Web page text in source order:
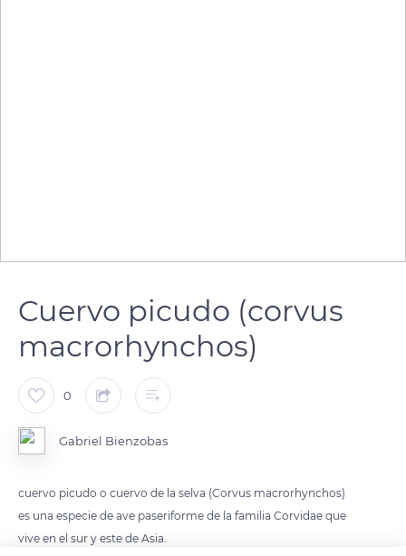
Cuervo picudo (corvus
macrorhynchos)
0
Gabriel Bienzobas
cuervo picudo o cuervo de la selva (Corvus macrorhynchos)
es una especie de ave paseriforme de la familia Corvidae que
vive en el sur y este de Asia.